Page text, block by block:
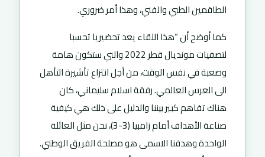
الطاقمين الطبي والفني، وهذا أمر ضروري.
كما أوضح أن “هذا اللقاء يعد تحضيريا تحسبا
لتصفيات مونديال قطر 2022 والتي ستكون هامة
وصعبة في نفس الوقت، من أجل انتزاع تأشيرة التأهل
الى العرس العالمي. رفقة اسلام سليماني، كان
هناك تفاهم كبير بيننا والدليل على ذلك هي كيفية
صناعة الأهداف أمام زامبيا (3-3)، نحن مثل العائلة
الواحدة وهدفنا الاسمى هو مصلحة الفريق الوطني.